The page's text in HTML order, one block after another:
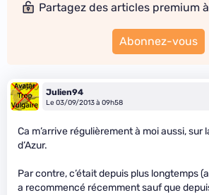
Partagez des articles premium
Abonnez-vous
Julien94
Le 03/09/2013 à 09h58
Ca m’arrive régulièrement à moi aussi, sur
d’Azur.
Par contre, c’était depuis plus longtemps
a recommencé récemment sauf que